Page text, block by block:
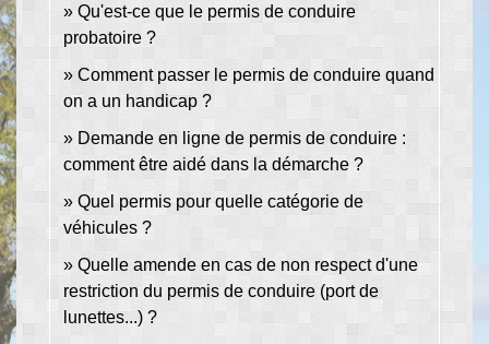
Qu'est-ce que le permis de conduire
probatoire ?
Comment passer le permis de conduire quand
on a un handicap ?
Demande en ligne de permis de conduire :
comment être aidé dans la démarche ?
Quel permis pour quelle catégorie de
véhicules ?
Quelle amende en cas de non respect d'une
restriction du permis de conduire (port de
lunettes...) ?